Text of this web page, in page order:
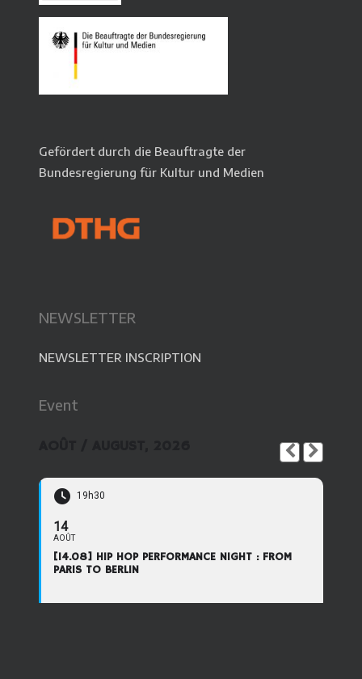
Gefördert durch die Beauftragte der
Bundesregierung für Kultur und Medien
NEWSLETTER
NEWSLETTER INSCRIPTION
Event
19h30
14
AOÛT
[14.08] HIP HOP PERFORMANCE NIGHT : FROM
PARIS TO BERLIN